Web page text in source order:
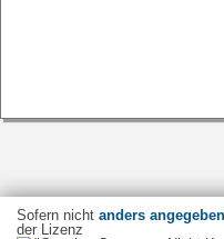
Sofern nicht anders angegeben
der Lizenz